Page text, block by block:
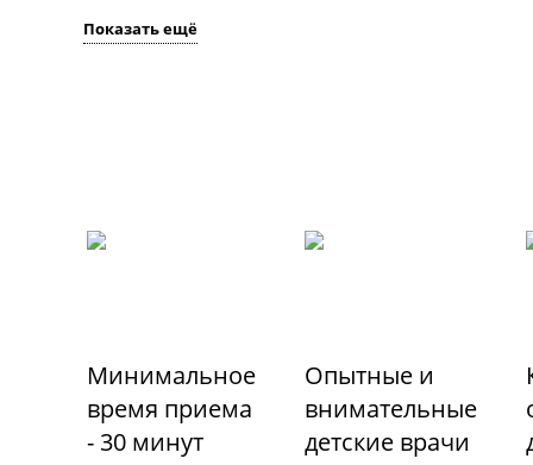
Показать ещё
Минимальное
время приема
- 30 минут
Опытные и
внимательные
детские врачи